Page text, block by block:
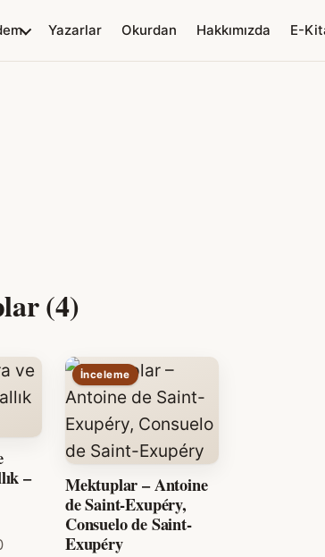
Yazarlar Okurdan Hakkımızda E-
(4)
–
İnceleme
Mektuplar – Antoine
de Saint-Exupéry,
Consuelo de Saint-
Exupéry